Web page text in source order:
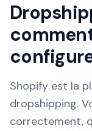
Shopify est la
dropshipping.
correctement,